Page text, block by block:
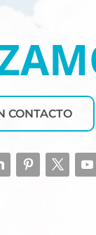
CONTACTO